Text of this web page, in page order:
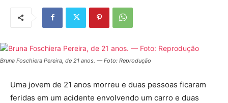
Bruna Foschiera Pereira, de 21 anos. — Foto: Reprodução
Uma jovem de 21 anos morreu e duas pessoas ficaram
feridas em um acidente envolvendo um carro e duas